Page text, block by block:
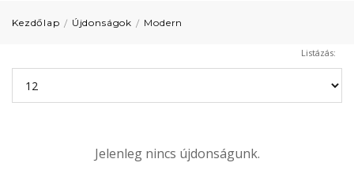
Kezdőlap Újdonságok Modern
Listázás:
Jelenleg nincs újdonságunk.